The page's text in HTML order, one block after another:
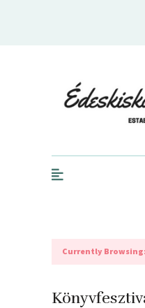
Currently Browsing: